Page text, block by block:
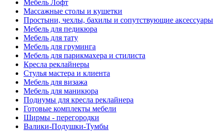
Мебель Лофт
Массажные столы и кушетки
Простыни, чехлы, бахилы и сопутствующие аксессуары
Мебель для педикюра
Мебель для тату
Мебель для груминга
Мебель для парикмахера и стилиста
Кресла реклайнеры
Стулья мастера и клиента
Мебель для визажа
Мебель для маникюра
Подиумы для кресла реклайнера
Готовые комплекты мебели
Ширмы - перегородки
Валики-Подушки-Тумбы